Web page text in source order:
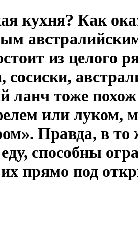
кухня? Как
из целого
ланч тоже
или луком,
Правда, в
способны
прямо под